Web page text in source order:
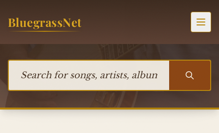
BluegrassNet